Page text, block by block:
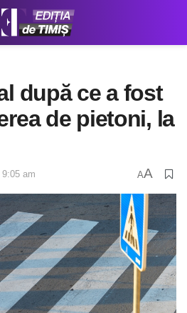
după ce a fost
de pietoni, la
9:05 am AA